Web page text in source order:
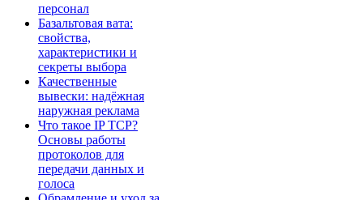
персонал
Базальтовая вата:
свойства,
характеристики и
секреты выбора
Качественные
вывески: надёжная
наружная реклама
Что такое IP TCP?
Основы работы
протоколов для
передачи данных и
голоса